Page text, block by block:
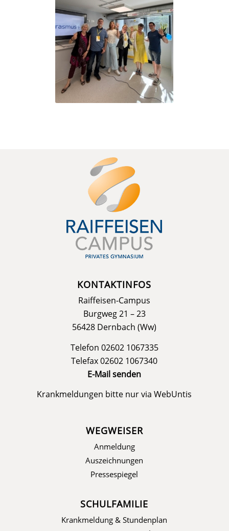
KONTAKTINFOS
Raiffeisen-Campus
Burgweg 21 – 23
56428 Dernbach (Ww)
Telefon 02602 1067335
Telefax 02602 1067340
E-Mail senden
Krankmeldungen bitte nur viaWebUntis
WEGWEISER
Anmeldung
Auszeichnungen
Pressespiegel
SCHULFAMILIE
Krankmeldung & Stundenplan